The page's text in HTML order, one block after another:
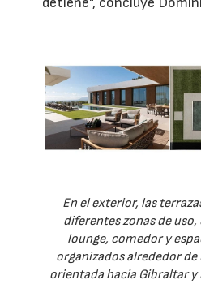
En el exterior, las
diferentes zonas de
lounge, comedor y
organizados alrededor
orientada hacia Gibraltar